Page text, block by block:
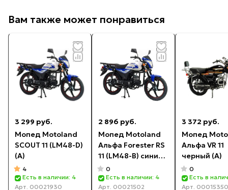
Вам также может понравиться
3 299 руб.
Мопед Motoland
SCOUT 11 (LM48-D)
(A)
4
Есть в наличии: 4
Арт. 00021930
2 896 руб.
Мопед Motoland
Альфа Forester RS
11 (LM48-B) синий
(A)0
Есть в наличии: 4
Арт. 00021502
3 372 руб.
Мопед
Альфа VR 11
черный (А)
0
Есть в
Арт. 00015350